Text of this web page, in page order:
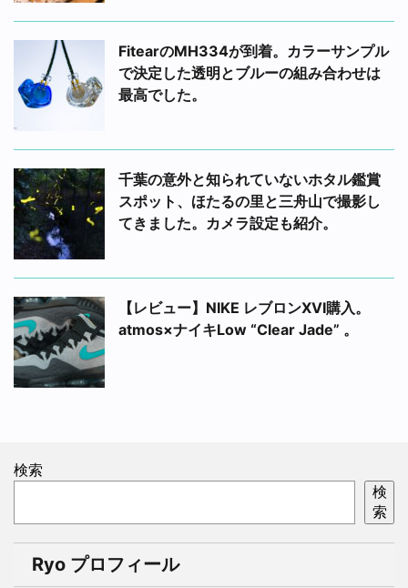
FitearのMH334が到着。カラーサンプル
で決定した透明とブルーの組み合わせは
最高でした。
千葉の意外と知られていないホタル鑑賞
スポット、ほたるの里と三舟山で撮影し
てきました。カメラ設定も紹介。
【レビュー】NIKE レブロンXVI購入。
atmos×ナイキLow “Clear Jade” 。
検索
検
索
Ryo プロフィール